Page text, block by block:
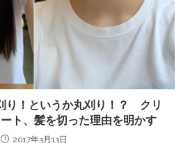
り！というか丸刈り！？ クリ
ト、髪を切った理由を明かす
2017年3月13日